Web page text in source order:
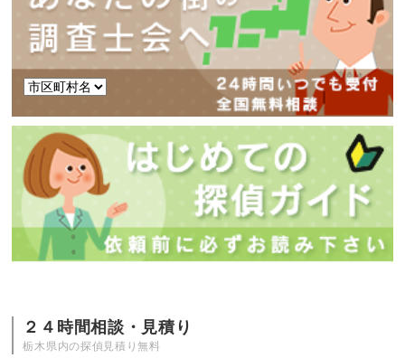
２４時間相談・見積り
栃木県内の探偵見積り無料